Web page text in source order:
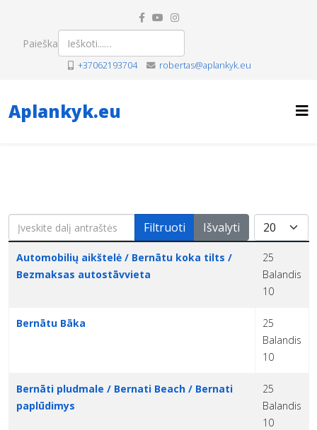
Paieška
+37062193704 robertas@aplankyk.eu
Aplankyk.eu
Įveskite dalį antraštės Filtruoti Išvalyti Rodyti po
Pavadinimas Sukūrimo data
Automobilių aikštelė / Bernātu koka tilts /
Bezmaksas autostāvvieta
25
Balandis
10
Bernātu Bāka
25
Balandis
10
Bernāti pludmale / Bernati Beach / Bernati
paplūdimys
25
Balandis
10